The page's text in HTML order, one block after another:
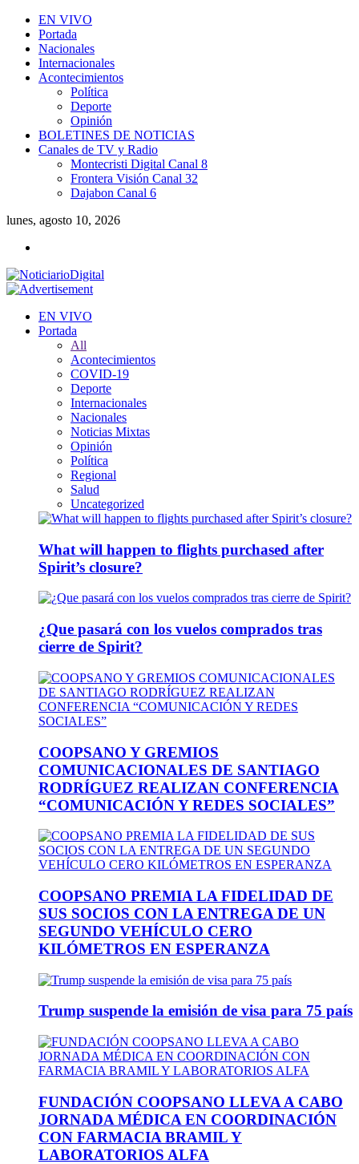
EN VIVO
Portada
Nacionales
Internacionales
Acontecimientos
Política
Deporte
Opinión
BOLETINES DE NOTICIAS
Canales de TV y Radio
Montecristi Digital Canal 8
Frontera Visión Canal 32
Dajabon Canal 6
lunes, agosto 10, 2026
EN VIVO
Portada
All
Acontecimientos
COVID-19
Deporte
Internacionales
Nacionales
Noticias Mixtas
Opinión
Política
Regional
Salud
Uncategorized
What will happen to flights purchased after
Spirit’s closure?
¿Que pasará con los vuelos comprados tras
cierre de Spirit?
COOPSANO Y GREMIOS
COMUNICACIONALES DE SANTIAGO
RODRÍGUEZ REALIZAN CONFERENCIA
“COMUNICACIÓN Y REDES SOCIALES”
COOPSANO PREMIA LA FIDELIDAD DE
SUS SOCIOS CON LA ENTREGA DE UN
SEGUNDO VEHÍCULO CERO
KILÓMETROS EN ESPERANZA
Trump suspende la emisión de visa para 75 país
FUNDACIÓN COOPSANO LLEVA A CABO
JORNADA MÉDICA EN COORDINACIÓN
CON FARMACIA BRAMIL Y
LABORATORIOS ALFA